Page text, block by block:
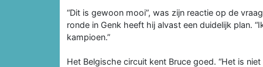
“Dit is gewoon mooi”, was zijn reactie op de
ronde in Genk heeft hij alvast een duidelijk plan.
kampioen.”
Het Belgische circuit kent Bruce goed. “Het is